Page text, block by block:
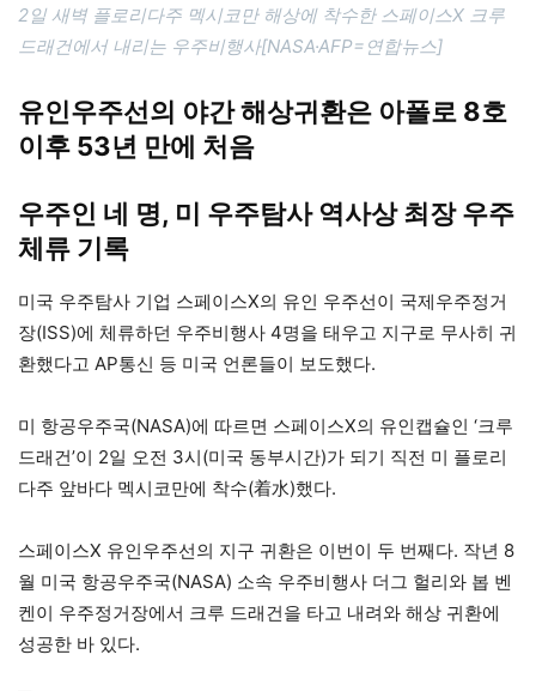
2일 새벽 플로리다주 멕시코만 해상에 착수한 스페이스X 크루
드래건에서 내리는 우주비행사[NASA·AFP=연합뉴스]
유인우주선의 야간 해상귀환은 아폴로 8호
이후 53년 만에 처음
우주인 네 명, 미 우주탐사 역사상 최장 우주
체류 기록
미국 우주탐사 기업 스페이스X의 유인 우주선이 국제우주정거
장(ISS)에 체류하던 우주비행사 4명을 태우고 지구로 무사히 귀
환했다고 AP통신 등 미국 언론들이 보도했다.
미 항공우주국(NASA)에 따르면 스페이스X의 유인캡슐인 ‘크루
드래건’이 2일 오전 3시(미국 동부시간)가 되기 직전 미 플로리
다주 앞바다 멕시코만에 착수(着水)했다.
스페이스X 유인우주선의 지구 귀환은 이번이 두 번째다. 작년 8
월 미국 항공우주국(NASA) 소속 우주비행사 더그 헐리와 봅 벤
켄이 우주정거장에서 크루 드래건을 타고 내려와 해상 귀환에
성공한 바 있다.